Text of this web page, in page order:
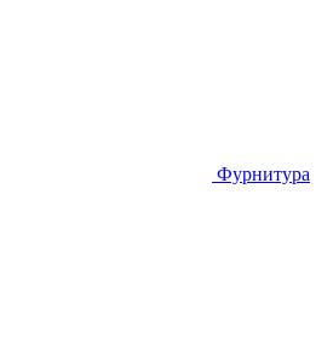
Фурнитура